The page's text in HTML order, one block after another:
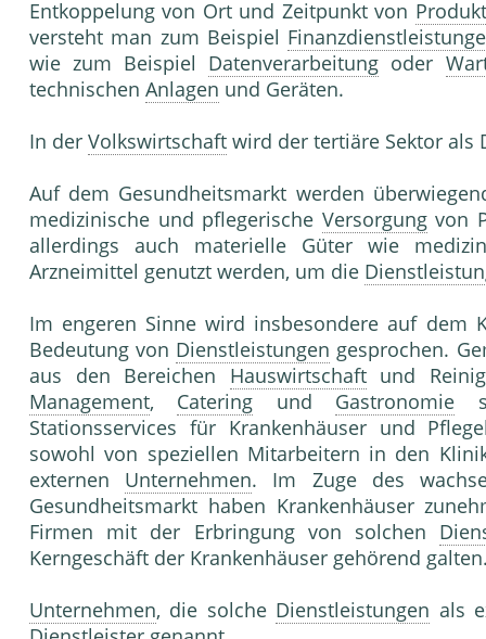
Entkoppelung von Ort und Zeitpunkt von
versteht man zum Beispiel
wie zum Beispiel Datenverarbeitung oder
technischen Anlagen und Geräten.
In der Volkswirtschaft wird der tertiäre Sektor als
Auf dem Gesundheitsmarkt werden
medizinische und pflegerische Versorgungvon
allerdings auch materielle Güter wie
Arzneimittel genutzt werden, um die
Im engeren Sinne wird insbesondere auf dem
Bedeutung von Dienstleistungen gesprochen.
aus den Bereichen Hauswirtschaftund
Management, Catering und Gastronomie
Stationsservices für Krankenhäuser und
sowohl von speziellen Mitarbeitern in den
externen Unternehmen. Im Zuge des
Gesundheitsmarkt haben Krankenhäuser
Firmen mit der Erbringung von solchen
Kerngeschäft der Krankenhäuser gehörend
Unternehmen, die solche Dienstleistungen als